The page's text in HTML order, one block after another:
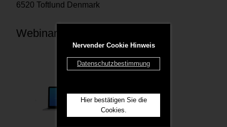
Nervender Cookie Hinweis
Datenschutzbestimmung
Hier bestätigen Sie die
Cookies.
6520 Toftlund Denmark
Webinare